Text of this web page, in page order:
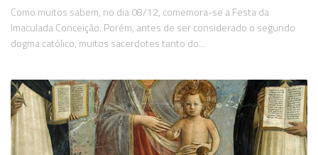
Como muitos sabem, no dia 08/12, comemora-se a Festa da
Imaculada Conceição. Porém, antes de ser considerado o segundo
dogma católico, muitos sacerdotes tanto do...